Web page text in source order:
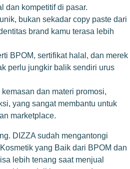
dan kompetitif di pasar.
bukan sekadar copy paste dari
brand kamu terasa lebih
BPOM, sertifikat halal, dan merek
perlu jungkir balik sendiri urus
dan materi promosi,
yang sangat membantu untuk
marketplace.
DIZZA sudah mengantongi
yang Baik dari BPOM dan
lebih tenang saat menjual